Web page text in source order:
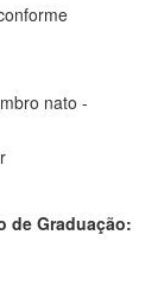
nato -
de Graduação: